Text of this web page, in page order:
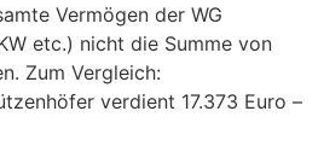
Vermögen der WG
etc.) nicht die Summe von
Zum Vergleich:
verdient 17.373 Euro –